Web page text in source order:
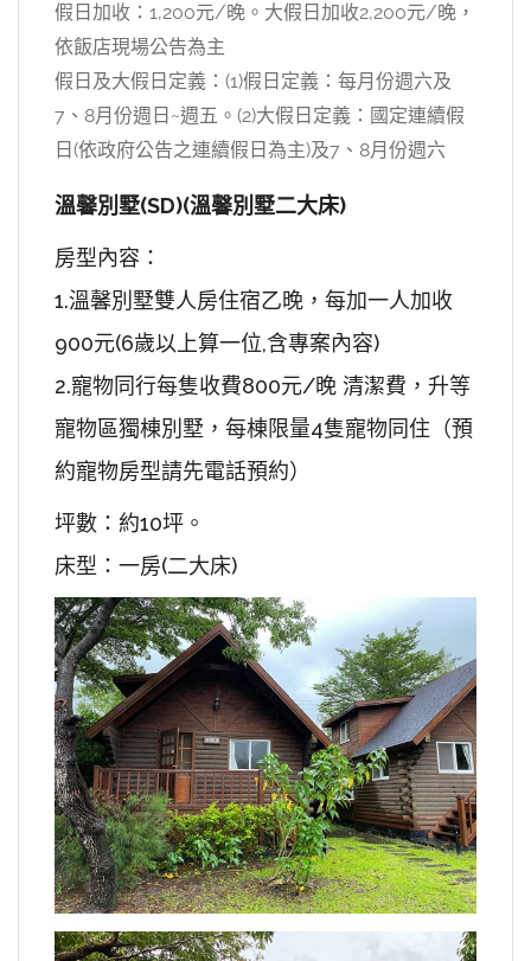
假日加收：1,200元/晚。大假日加收2,200元/晚，
依飯店現場公告為主
假日及大假日定義：(1)假日定義：每月份週六及
7、8月份週日~週五。(2)大假日定義：國定連續假
日(依政府公告之連續假日為主)及7、8月份週六
溫馨別墅(SD)(溫馨別墅二大床)
房型內容：
1.溫馨別墅雙人房住宿乙晚，每加一人加收
900元(6歲以上算一位,含專案內容)
2.寵物同行每隻收費800元/晚 清潔費，升等
寵物區獨棟別墅，每棟限量4隻寵物同住（預
約寵物房型請先電話預約）
坪數：約10坪。
床型：一房(二大床)